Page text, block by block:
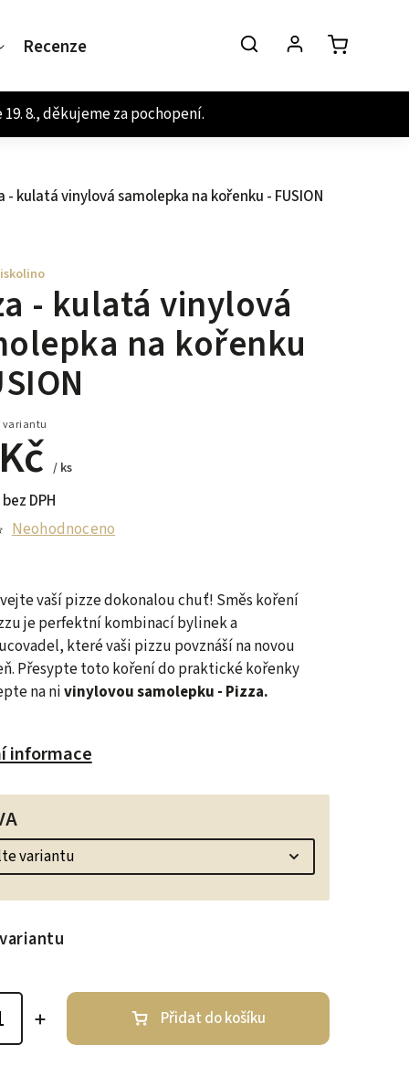
Recenze
- kulatá vinylová samolepka na kořenku - FUSION
- kulatá vinylová
na kořenku
variantu
/ ks
DPH
Neohodnoceno
vaší pizze dokonalou chuť! Směs koření
je perfektní kombinací bylinek a
které vaši pizzu povznáší na novou
Přesypte toto koření do praktické kořenky
na nivinylovou samolepku - Pizza.
informace
Přidat do košíku